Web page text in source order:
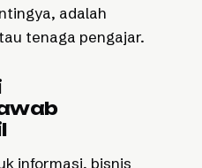
adalah
tenaga pengajar.
informasi, bisnis